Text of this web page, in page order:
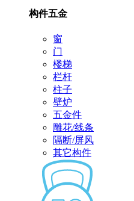
构件五金
窗
门
楼梯
栏杆
柱子
壁炉
五金件
雕花/线条
隔断/屏风
其它构件